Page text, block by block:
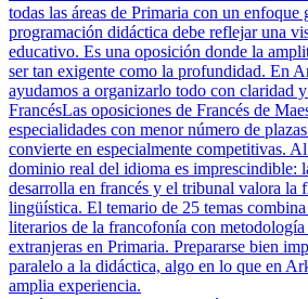
todas las áreas de Primaria con un enfoque
programación didáctica debe reflejar una
educativo. Es una oposición donde la
ser tan exigente como la profundidad. En
ayudamos a organizarlo todo con claridad
FrancésLas oposiciones de Francés de
especialidades con menor número de
convierte en especialmente competitivas.
dominio real del idioma es imprescindible:
desarrolla en francés y el tribunal valora la
lingüística. El temario de 25 temas
literarios de la francofonía con metodología
extranjeras en Primaria. Prepararse bien
paralelo a la didáctica, algo en lo que en
amplia experiencia.